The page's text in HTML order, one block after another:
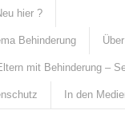
hier ?
Behinderung
mit Behinderung –
In den